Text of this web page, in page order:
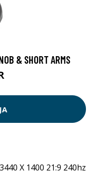
& SHORT ARMS